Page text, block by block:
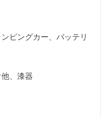
ンピングカー、バッテリ
、漆器